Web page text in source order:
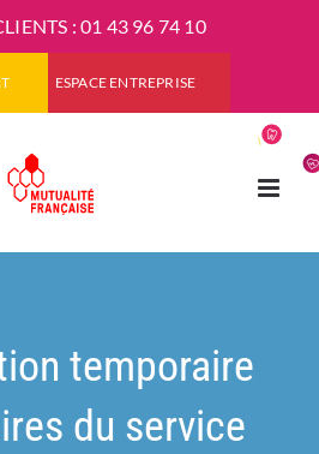
: 01 43 96 74 10
ESPACE ENTREPRISE
temporaire
du service